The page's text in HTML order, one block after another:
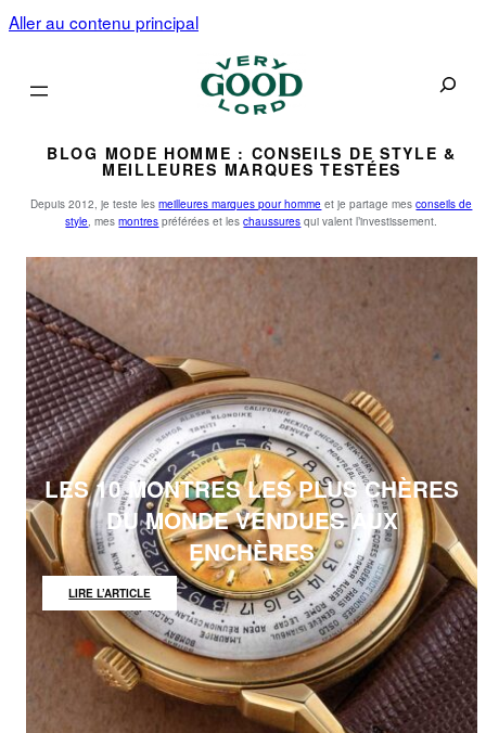
Aller au contenu principal
BLOG MODE HOMME : CONSEILS DE STYLE &
MEILLEURES MARQUES TESTÉES
Depuis 2012, je teste lesmeilleures marques pour homme et je partage mesconseils de
style, mesmontres préférées et leschaussures qui valent l’investissement.
LES 10 MONTRES LES PLUS CHÈRES
DU MONDE VENDUES AUX
ENCHÈRES
LIRE L’ARTICLE
LES
10
MONTRES
LES
PLUS
CHÈRES